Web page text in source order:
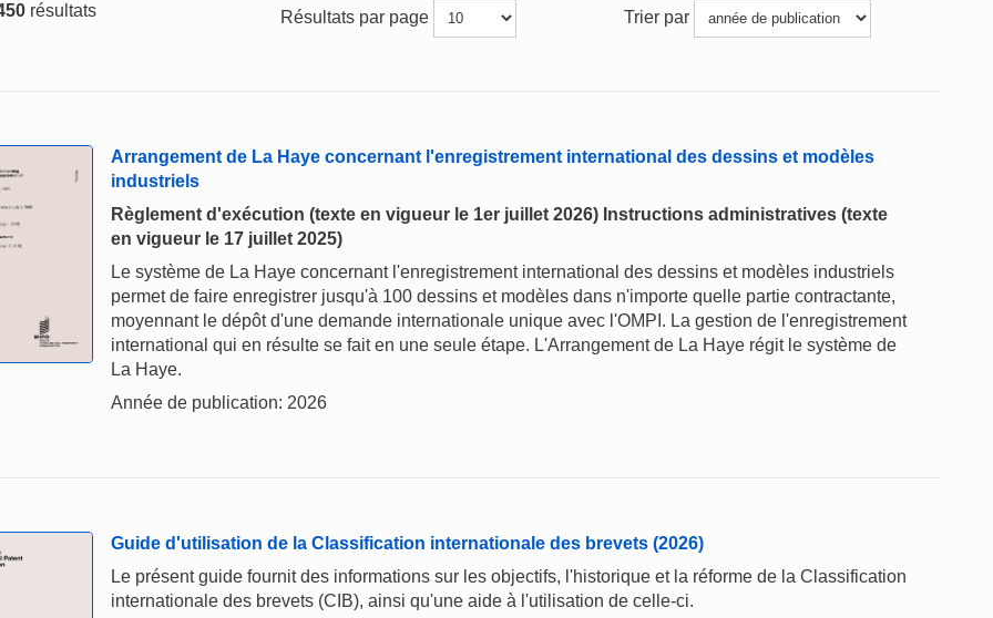
résultats Résultats par page Trier par
Arrangement de La Haye concernant l'enregistrement international des dessins et modèles
industriels
Règlement d'exécution (texte en vigueur le 1er juillet 2026) Instructions administratives (texte
en vigueur le 17 juillet 2025)
Le système de La Haye concernant l'enregistrement international des dessins et modèles industriels
permet de faire enregistrer jusqu'à 100 dessins et modèles dans n'importe quelle partie contractante,
moyennant le dépôt d'une demande internationale unique avec l'OMPI. La gestion de l'enregistrement
international qui en résulte se fait en une seule étape. L'Arrangement de La Haye régit le système de
La Haye.
Année de publication: 2026
Guide d'utilisation de la Classification internationale des brevets (2026)
Le présent guide fournit des informations sur les objectifs, l'historique et la réforme de la Classification
internationale des brevets (CIB), ainsi qu'une aide à l'utilisation de celle-ci.